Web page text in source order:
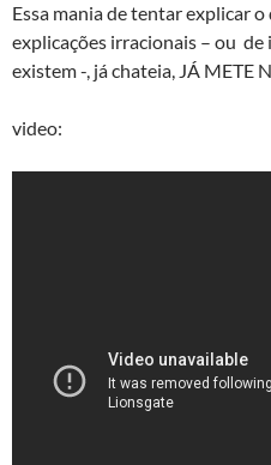
Essa mania de tentar explicar
explicações irracionais – ou de
existem -, já chateia, JÁ METE
video: